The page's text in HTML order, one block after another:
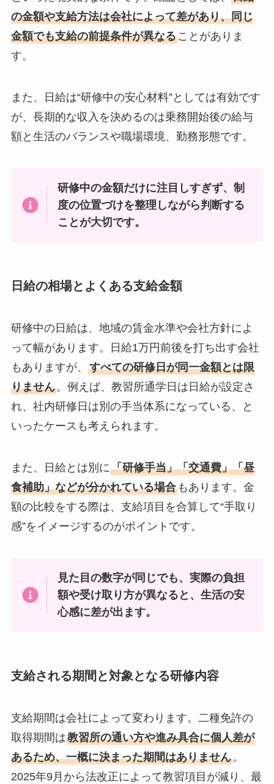
の金額や支給方法は会社によって差があり、同じ
金額でも支給の前提条件が異なることがありま
す。
また、日給は“研修中の安心材料”としては有効です
が、長期的な収入を決めるのは乗務開始後の給与
額と生活のバランスや職場環境、勤務形態です。
研修中の金額だけに注目しすぎず、制
度の位置づけを整理しながら判断する
ことが大切です。
日給の相場とよくある支給金額
研修中の日給は、地域の賃金水準や会社方針によ
って幅があります。日給1万円前後を打ち出す会社
もありますが、 すべての研修日が同一金額とは限
りません。例えば、教習所通学日は日給が設定さ
れ、社内研修日は別の手当体系になっている、と
いったケースも考えられます。
また、日給とは別に「研修手当」「交通費」「昼
食補助」などが分かれている場合もあります。金
額の比較をする際は、支給項目を合算して“手取り
感”をイメージするのがポイントです。
見た目の数字が同じでも、実際の負担
額や受け取り方が異なると、生活の安
心感に差が出ます。
支給される期間と対象となる研修内容
支給期間は会社によって変わります。二種免許の
取得期間は教習所の通い方や進み具合に個人差が
あるため、一概に決まった期間はありません。
2025年9月から法改正によって教習項目が減り、最